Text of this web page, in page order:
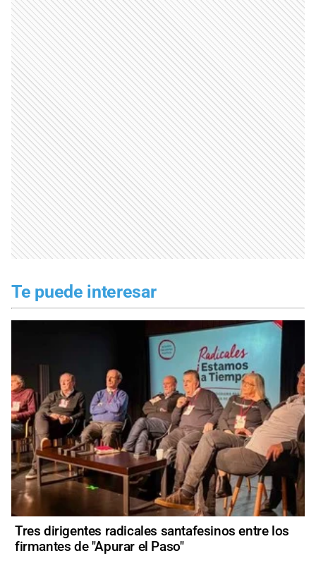
Te puede interesar
Tres dirigentes radicales santafesinos entre los
firmantes de "Apurar el Paso"